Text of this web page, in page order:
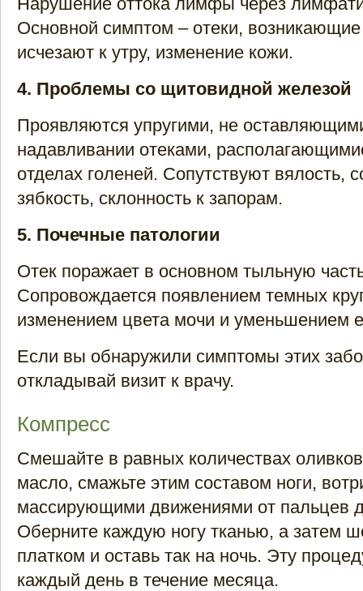
Основной симптом – отеки, возникающие
исчезают к утру, изменение кожи.
4. Проблемы со щитовидной железой
Проявляются упругими, не
надавливании отеками,
отделах голеней. Сопутствуют вялость,
зябкость, склонность к запорам.
5. Почечные патологии
Отек поражает в основном тыльную
Сопровождается появлением темных
изменением цвета мочи и уменьшением
Если вы обнаружили симптомы этих
откладывай визит к врачу.
Компресс
Смешайте в равных количествах
масло, смажьте этим составом ноги,
массирующими движениями от пальцев
Оберните каждую ногу тканью, а затем
платком и оставь так на ночь. Эту
каждый день в течение месяца.